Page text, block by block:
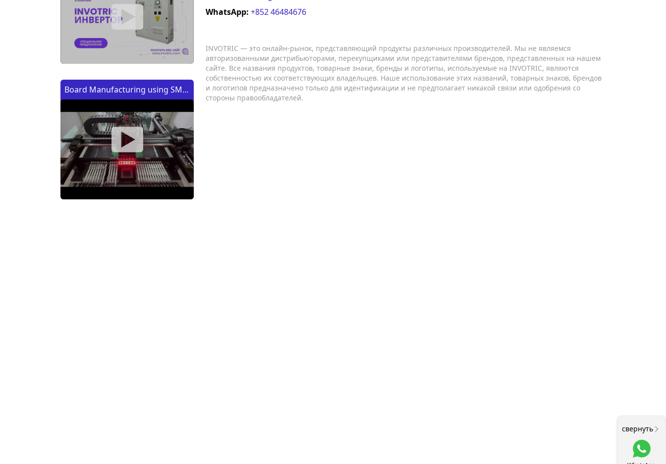
Board Manufacturing using SMT
с помощью SMT (CMT) машины
WhatsApp: +852 46484676
INVOTRIC — это онлайн-рынок, представляющий продукты различных производителей. Мы не являемся
авторизованными дистрибьюторами, перекупщиками или представителями брендов, представленных на нашем
сайте. Все названия продуктов, товарные знаки, бренды и логотипы, используемые на INVOTRIC, являются
собственностью их соответствующих владельцев. Наше использование этих названий, товарных знаков, брендов
и логотипов предназначено только для идентификации и не предполагает никакой связи или одобрения со
стороны правообладателей.
свернуть